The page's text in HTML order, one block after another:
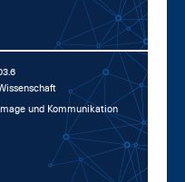
und Kom­mu­ni­ka­ti­on